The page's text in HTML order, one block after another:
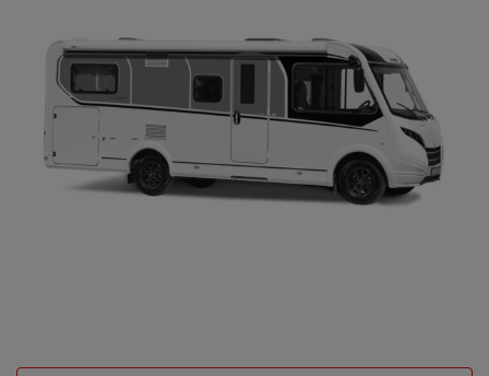
Trovate il concessionario Dethleffs più vicino